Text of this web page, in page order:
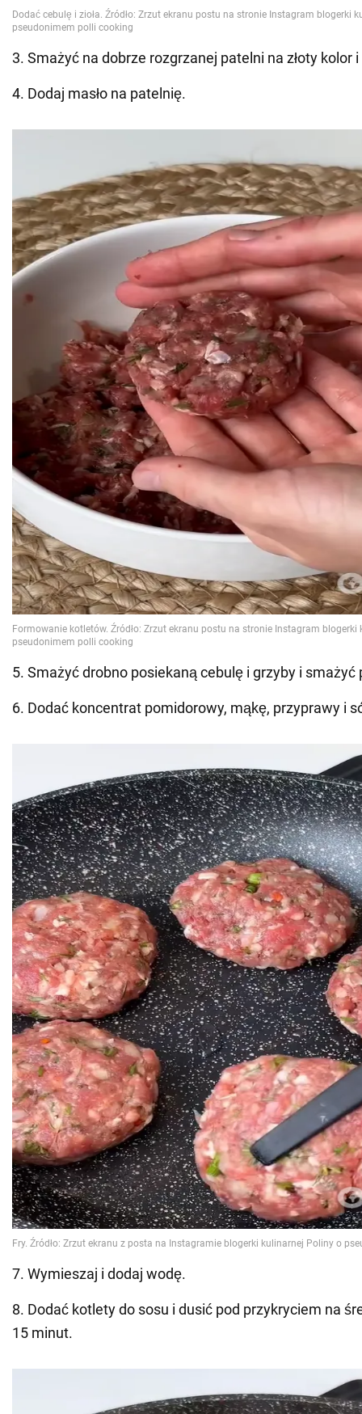
3. Smażyć na dobrze rozgrzanej patelni na złoty kolor
4. Dodaj masło na patelnię.
5. Smażyć drobno posiekaną cebulę i grzyby i smażyć
6. Dodać koncentrat pomidorowy, mąkę, przyprawy i
7. Wymieszaj i dodaj wodę.
8. Dodać kotlety do sosu i dusić pod przykryciem na
15 minut.